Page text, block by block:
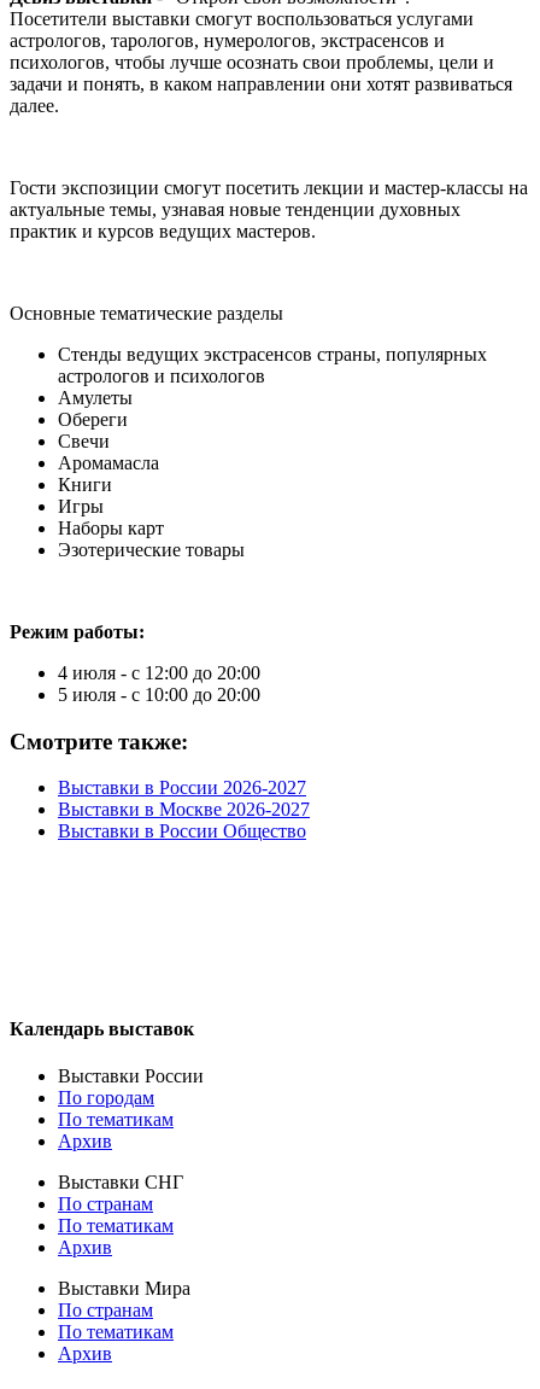
Посетители выставки смогут воспользоваться услугами
астрологов, тарологов, нумерологов, экстрасенсов и
психологов, чтобы лучше осознать свои проблемы, цели и
задачи и понять, в каком направлении они хотят развиваться
далее.
Гости экспозиции смогут посетить лекции и мастер-классы на
актуальные темы, узнавая новые тенденции духовных
практик и курсов ведущих мастеров.
Основные тематические разделы
Стенды ведущих экстрасенсов страны, популярных
астрологов и психологов
Амулеты
Обереги
Свечи
Аромамасла
Книги
Игры
Наборы карт
Эзотерические товары
Режим работы:
4 июля - с 12:00 до 20:00
5 июля - с 10:00 до 20:00
Смотрите также:
Выставки в России 2026-2027
Выставки в Москве 2026-2027
Выставки в России Общество
Календарь выставок
Выставки России
По городам
По тематикам
Архив
Выставки СНГ
По странам
По тематикам
Архив
Выставки Мира
По странам
По тематикам
Архив